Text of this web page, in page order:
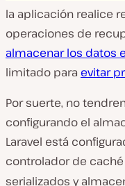
la aplicación realice
operaciones de
almacenar los datos
limitado para evitar
Por suerte, no
configurando el
Laravel está
controlador de caché
serializados y